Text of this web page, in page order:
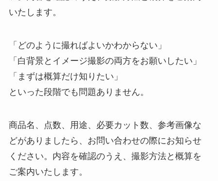
いたします。
「どのように撮ればよいかわからない」
「白背景とイメージ撮影の両方をお願いしたい」
「まずは概算だけ知りたい」
といった段階でも問題ありません。
商品名、点数、用途、必要カット数、参考画像な
どがありましたら、お問い合わせの際にお知らせ
ください。内容を確認のうえ、撮影方法と概算を
ご案内いたします。